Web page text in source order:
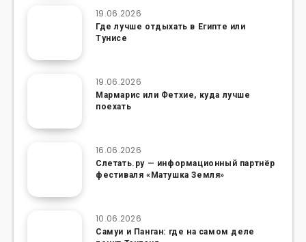
19.06.2026
Где лучше отдыхать в Египте или
Тунисе
19.06.2026
Мармарис или Фетхие, куда лучше
поехать
16.06.2026
Слетать.ру — информационный партнёр
фестиваля «Матушка Земля»
10.06.2026
Самуи и Панган: где на самом деле